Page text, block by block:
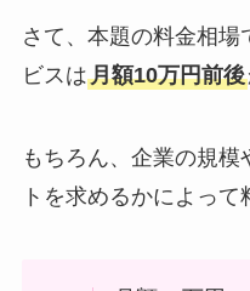
さて、本題の料金相
ビスは月額10万円前後
もちろん、企業の規
トを求めるかによって